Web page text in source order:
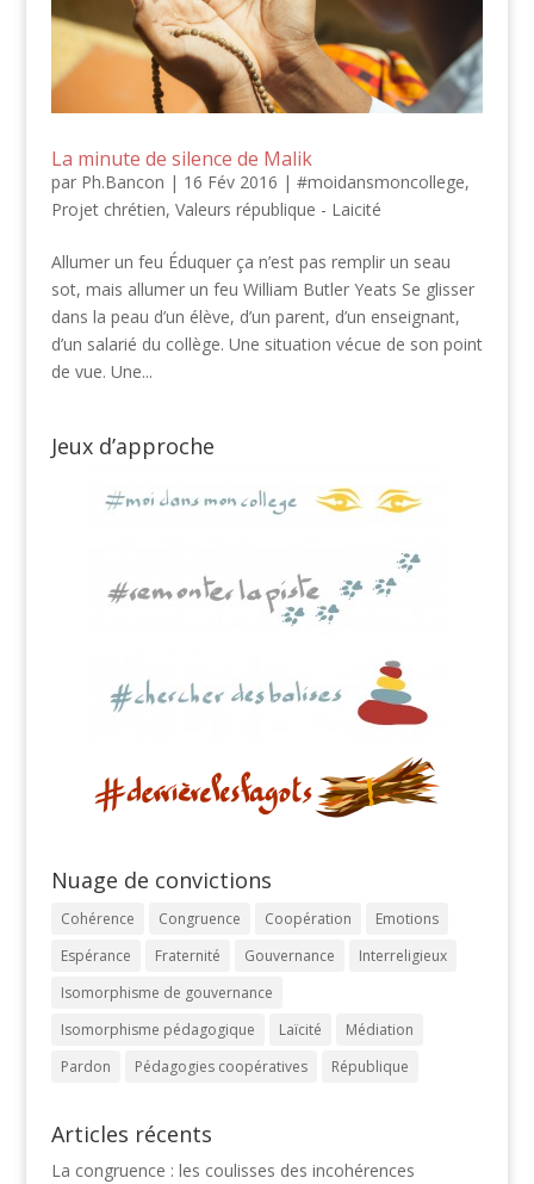
La minute de silence de Malik
par Ph.Bancon | 16 Fév 2016 | #moidansmoncollege,
Projet chrétien, Valeurs république - Laicité
Allumer un feu Éduquer ça n’est pas remplir un seau
sot, mais allumer un feu William Butler Yeats Se glisser
dans la peau d’un élève, d’un parent, d’un enseignant,
d’un salarié du collège. Une situation vécue de son point
de vue. Une...
Jeux d’approche
Nuage de convictions
Cohérence Congruence Coopération
Emotions
Espérance
Fraternité Gouvernance
Interreligieux
Isomorphisme de gouvernance
Isomorphisme pédagogique
Laïcité
Médiation
Pardon
Pédagogies coopératives République
Articles récents
La congruence : les coulisses des incohérences